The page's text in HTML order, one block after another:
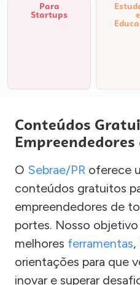
Para
Startups e
Conteúdos
Empreendedores
O Sebrae/PR oferece
conteúdos gratuitos
empreendedores de
portes. Nosso
melhores ferramentas,
orientações para que
inovar e superar